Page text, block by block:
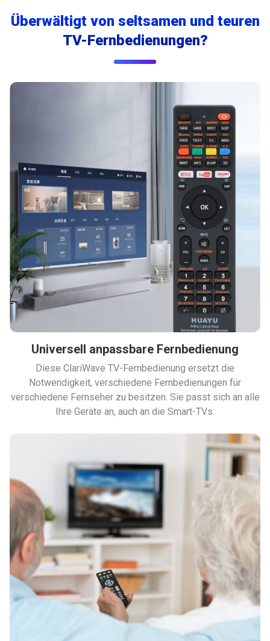
Überwältigt von seltsamen und teuren
TV-Fernbedienungen?
Universell anpassbare Fernbedienung
Diese ClariWave TV-Fernbedienung ersetzt die
Notwendigkeit, verschiedene Fernbedienungen für
verschiedene Fernseher zu besitzen. Sie passt sich an alle
Ihre Geräte an, auch an die Smart-TVs.